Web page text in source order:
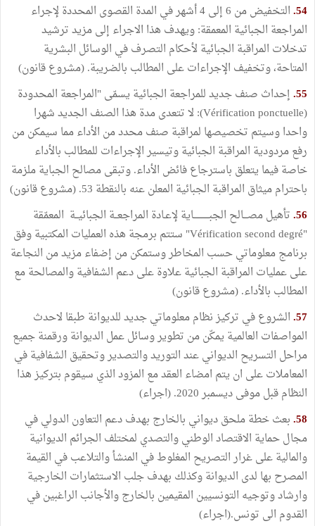
54.
التخفيض من 6 إلى 4 أشهر في المدة القصوى المحددة لإجراء
المراجعة الجبائية المعمقة: ويهدف هذا الاجراء إلى مزيد ترشيد
تدخلات المراقبة الجبائية لأحكام التصرف في الوسائل البشرية
المتاحة، وتخفيف الإجراءات على المطالب بالضريبة. (مشروع قانون)
55. إحداث صنف جديد للمراجعة الجبائية يسمّى "المراجعة المحدودة
(Vérification ponctuelle): لا تتعدى مدة هذا الصنف الجديد شهرا
واحدا وسيتم تخصيصها لمراقبة صنف محدد من الأداء مما سيمكن من
رفع مردودية المراقبة الجبائية وتيسير الإجراءات للمطالب بالأداء
خاصة فيما يتعلق باسترجاع فائض الأداء. وتبقى مصالح الجباية ملزمة
باحترام ميثاق المراقبة الجبائية المعلن عنه بالنقطة 53. (مشروع قانون)
56. تأهيل مصـــالح الجبـــــــــــاية لإعـادة المراجعــة الجبائيــة المعمّقة
"Vérification second degré" ستتم برمجة هذه العمليات المكتبية وفق
برنامج معلوماتي حسب المخاطر وستمكن من إضفاء مزيد من النجاعة
على عمليات المراقبة الجبائية علاوة على دعم الشفافية والمصالحة مع
المطالب بالأداء. (مشروع قانون)
57. الشروع في تركيز نظام معلوماتي جديد للديوانة طبقا لاحدث
المواصفات العالمية يمكّن من تطوير وسائل عمل الديوانة ورقمنة جميع
مراحل التسريح الديواني عند التوريد والتصدير وتحقيق الشفافية في
المعاملات على ان يتم امضاء العقد مع المزود الذي سيقوم بتركيز هذا
النظام قبل موفى ديسمبر 2020. (اجراء)
58. بعث خطة ملحق ديواني بالخارج بهدف دعم التعاون الدولي في
مجال حماية الاقتصاد الوطني والتصدي لمختلف الجرائم الديوانية
والمالية على غرار التصريح المغلوط في المنشأ والتلاعب في القيمة
المصرح بها لدى الديوانة وكذلك بهدف جلب الاستثمارات الخارجية
وارشاد وتوجيه التونسيين المقيمين بالخارج والأجانب الراغبين في
القدوم الى تونس.(اجراء)